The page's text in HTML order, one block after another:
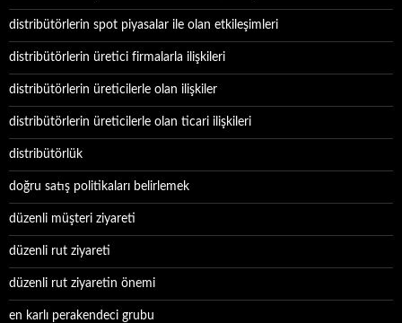
distribütörlerin spot piyasalar ile olan etkileşimleri
distribütörlerin üretici firmalarla ilişkileri
distribütörlerin üreticilerle olan ilişkiler
distribütörlerin üreticilerle olan ticari ilişkileri
distribütörlük
doğru satış politikaları belirlemek
düzenli müşteri ziyareti
düzenli rut ziyareti
düzenli rut ziyaretin önemi
en karlı perakendeci grubu